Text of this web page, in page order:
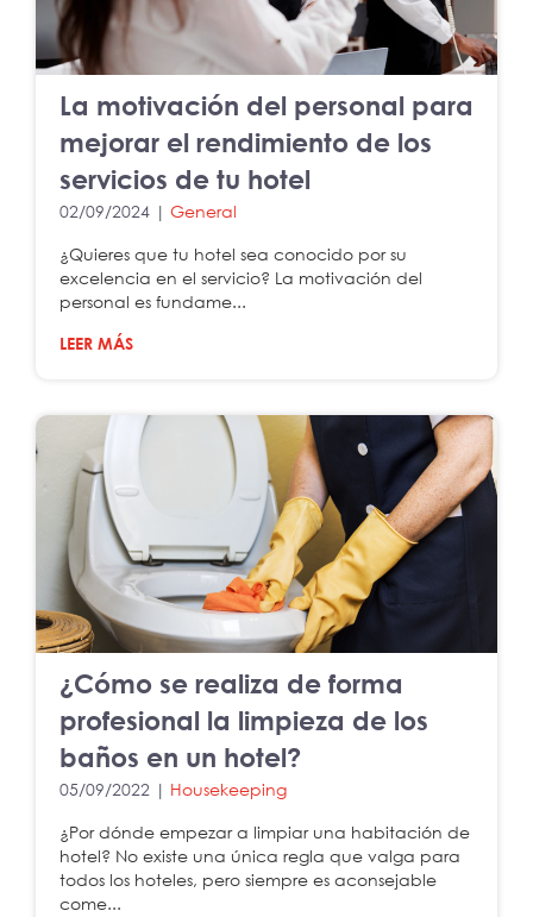
La motivación del personal para
mejorar el rendimiento de los
servicios de tu hotel
02/09/2024 | General
¿Quieres que tu hotel sea conocido por su
excelencia en el servicio? La motivación del
personal es fundame...
LEER MÁS
¿Cómo se realiza de forma
profesional la limpieza de los
baños en un hotel?
05/09/2022 | Housekeeping
¿Por dónde empezar a limpiar una habitación de
hotel? No existe una única regla que valga para
todos los hoteles, pero siempre es aconsejable
come...